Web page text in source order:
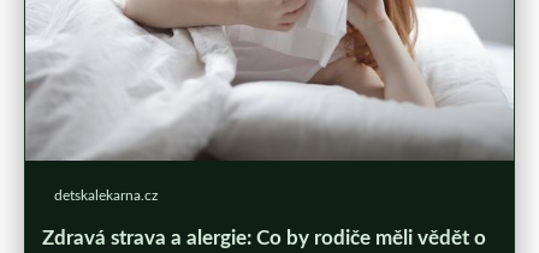
detskalekarna.cz
Zdravá strava a alergie: Co by rodiče měli vědět o